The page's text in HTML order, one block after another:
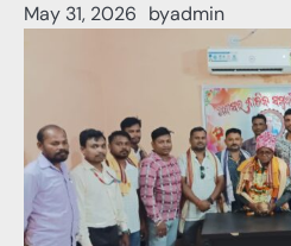
May 31, 2026 byadmin